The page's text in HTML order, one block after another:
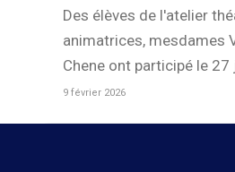
Des élèves de l'atelier
animatrices, mesdames
Chene ont participé le 27
9 février 2026